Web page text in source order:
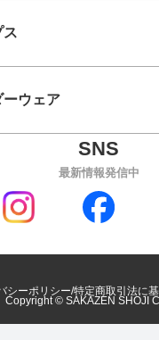
ス
ーウェア
最新情報発信中
シーポリシー 特定商取引法に
Copyright © SAKAZEN SHOJI